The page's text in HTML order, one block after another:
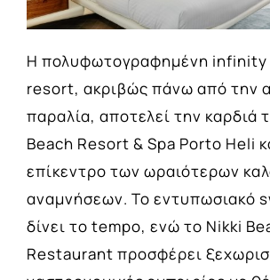
Η πολυφωτογραφημένη infinity
resort, ακριβώς πάνω από την
παραλία, αποτελεί την καρδιά
Beach Resort & Spa Porto Heli
επίκεντρο των ωραιότερων
αναμνήσεων. Το εντυπωσιακό
δίνει το tempo, ενώ το Nikki
Restaurant προσφέρει